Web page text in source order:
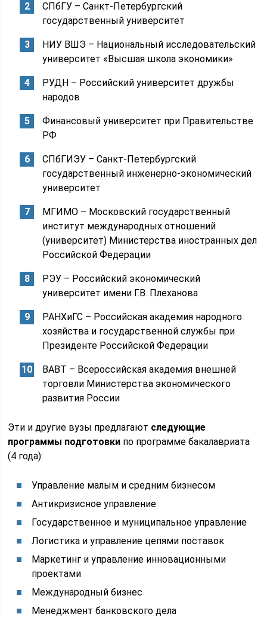
СПбГУ – Санкт-Петербургский
государственный университет
НИУ ВШЭ – Национальный исследовательский
университет «Высшая школа экономики»
РУДН – Российский университет дружбы
народов
Финансовый университет при Правительстве
РФ
СПбГИЭУ – Санкт-Петербургский
государственный инженерно-экономический
университет
МГИМО – Московский государственный
институт международных отношений
(университет) Министерства иностранных дел
Российской Федерации
РЭУ – Российский экономический
университет имени Г.В. Плеханова
РАНХиГС – Российская академия народного
хозяйства и государственной службы при
Президенте Российской Федерации
ВАВТ – Всероссийская академия внешней
торговли Министерства экономического
развития России
Эти и другие вузы предлагают следующие
программы подготовки по программе бакалавриата
(4 года):
Управление малым и средним бизнесом
Антикризисное управление
Государственное и муниципальное управление
Логистика и управление цепями поставок
Маркетинг и управление инновационными
проектами
Международный бизнес
Менеджмент банковского дела